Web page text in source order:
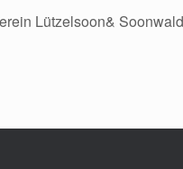
Lützelsoon&